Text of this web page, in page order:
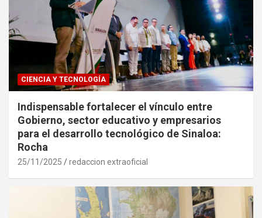
CIENCIA Y TECNOLOGÍA
Indispensable fortalecer el vínculo entre
Gobierno, sector educativo y empresarios
para el desarrollo tecnológico de Sinaloa:
Rocha
25/11/2025 redaccion extraoficial